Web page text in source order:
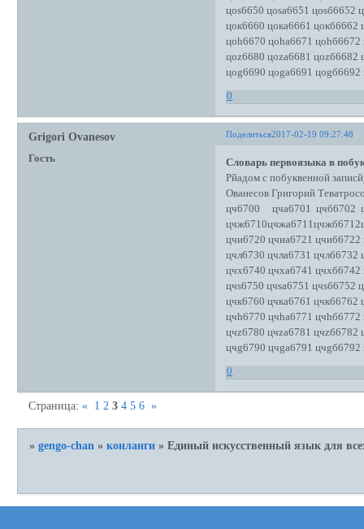
цоs6650 цоsа6651 цоsб6652
цок6660 цока6661 цокб6662
цоh6670 цоhа6671
цоz6680 цоzа6681 цоzб6682
цоg6690 цоgа6691
0
Поделиться2017-02-19 09:27:48
Grigori Ovanesov
Гость
Словарь первоязыка в
Рйадом с побуквенной
Ованесов Григорий
цч6700 цча6701 цчб6702
цчи6720 цчиа6721
цчл6730 цчла6731 цчлб6732
цчх6740 цчха6741
цчs6750 цчsа6751 цчsб6752
цчк6760 цчка6761 цчкб6762
цчh6770 цчhа6771
цчz6780 цчzа6781 цчzб6782
цчg6790 цчgа6791
0
Страница:« 1 2 3 4 5 6 »
»gengo-chan »конланги »Единый искусственный язык для